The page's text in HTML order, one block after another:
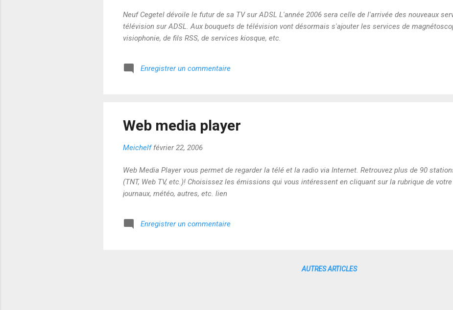
Neuf Cegetel dévoile le futur de sa TV sur ADSL L'année 2006 sera celle de l'arrivée des nouveaux
télévision sur ADSL. Aux bouquets de télévision vont désormais s'ajouter les services de
visiophonie, de fils RSS, de services kiosque, etc.
Enregistrer un commentaire
Web media player
Meichelf février 22, 2006
Web Media Player vous permet de regarder la télé et la radio via Internet. Retrouvez plus de 90
(TNT, Web TV, etc.)! Choisissez les émissions qui vous intéressent en cliquant sur la rubrique de
journaux, météo, autres, etc. lien
Enregistrer un commentaire
AUTRES ARTICLES